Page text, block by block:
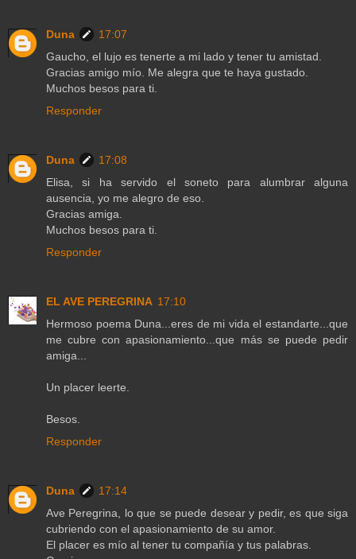
Duna
17:07
Gaucho, el lujo es tenerte a mi lado y tener tu amistad.
Gracias amigo mío. Me alegra que te haya gustado.
Muchos besos para ti.
Responder
Duna
17:08
Elisa, si ha servido el soneto para alumbrar alguna
ausencia, yo me alegro de eso.
Gracias amiga.
Muchos besos para ti.
Responder
EL AVE PEREGRINA 17:10
Hermoso poema Duna...eres de mi vida el estandarte...que
me cubre con apasionamiento...que más se puede pedir
amiga...
Un placer leerte.
Besos.
Responder
Duna
17:14
Ave Peregrina, lo que se puede desear y pedir, es que siga
cubriendo con el apasionamiento de su amor.
El placer es mío al tener tu compañía y tus palabras.